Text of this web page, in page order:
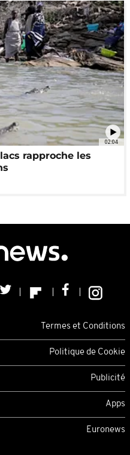
02:04
rapproche les
Termes et Conditions
Politique de Cookie
Publicité
Apps
Euronews